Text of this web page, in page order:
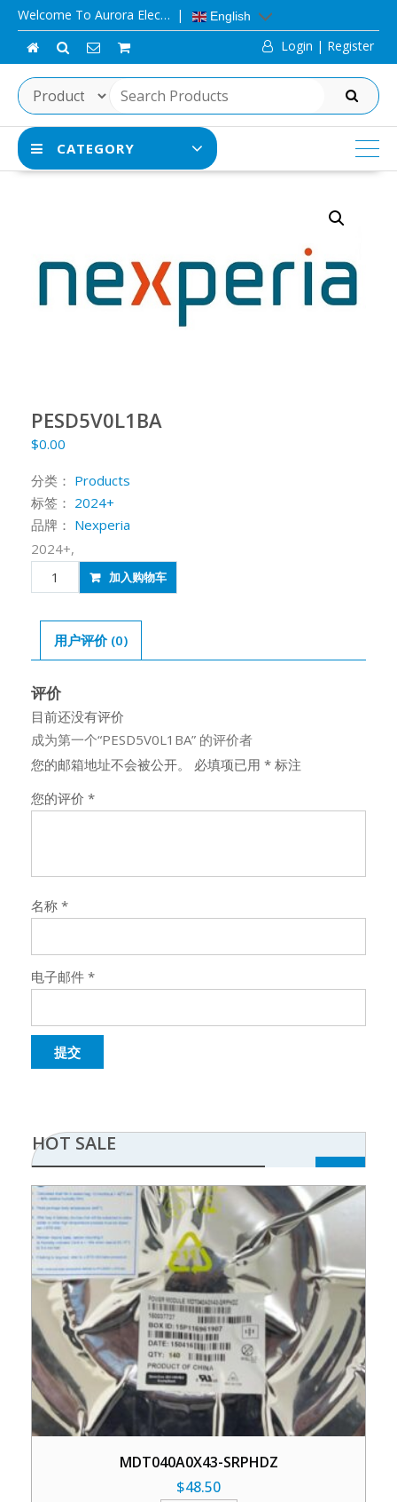
Skip
content
Welcome To Aurora Elec… English
Login | Register
SEARCH
CATEGORY
PESD5V0L1BA
$0.00
分类： Products
标签： 2024+
品牌： Nexperia
2024+,
PESD5V0L1BA
数
加入购物车
用户评价 (0)
评价
目前还没有评价
成为第一个“PESD5V0L1BA” 的评价者
您的邮箱地址不会被公开。
必填项已用 * 标注
您的评价 *
名称 *
电子邮件 *
HOT SALE
MDT040A0X43-SRPHDZ
$48.50